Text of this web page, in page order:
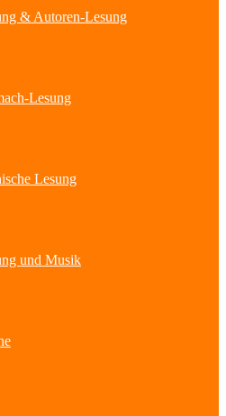
& Autoren-Lesung
Lesung
Lesung
und Musik